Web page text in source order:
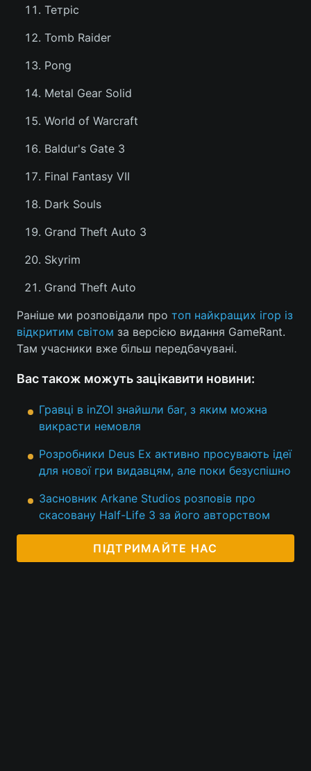
Тетріс
Tomb Raider
Pong
Metal Gear Solid
World of Warcraft
Baldur's Gate 3
Final Fantasy VII
Dark Souls
Grand Theft Auto 3
Skyrim
Grand Theft Auto
Раніше ми розповідали про топ найкращих ігор із
відкритим світом за версією видання GameRant.
Там учасники вже більш передбачувані.
Вас також можуть зацікавити новини:
Гравці в inZOI знайшли баг, з яким можна
викрасти немовля
Розробники Deus Ex активно просувають ідеї
для нової гри видавцям, але поки безуспішно
Засновник Arkane Studios розповів про
скасовану Half-Life 3 за його авторством
ПІДТРИМАЙТЕ НАС